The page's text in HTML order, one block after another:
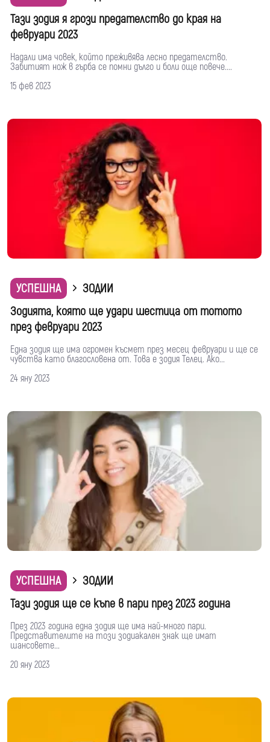
Тази зодия я грози предателство до края на
февруари 2023
Надали има човек, който преживява лесно предателство.
Забитият нож в гърба се помни дълго и боли още повече....
15 фев 2023
УСПЕШНА
ЗОДИИ
Зодията, която ще удари шестица от тотото
през февруари 2023
Една зодия ще има огромен късмет през месец февруари и ще се
чувства като благословена от. Това е зодия Телец. Ако...
24 яну 2023
УСПЕШНА
ЗОДИИ
Тази зодия ще се къпе в пари през 2023 година
През 2023 година една зодия ще има най-много пари.
Представителите на този зодиакален знак ще имат
шансовете...
20 яну 2023